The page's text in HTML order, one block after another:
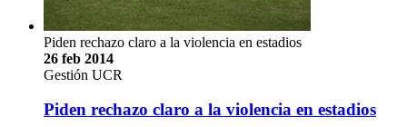
Piden rechazo claro a la violencia en estadios
26 feb 2014
Gestión UCR
Piden rechazo claro a la violencia en estadios